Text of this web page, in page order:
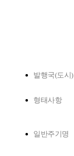
발행국(도시)
형태사항
일반주기명